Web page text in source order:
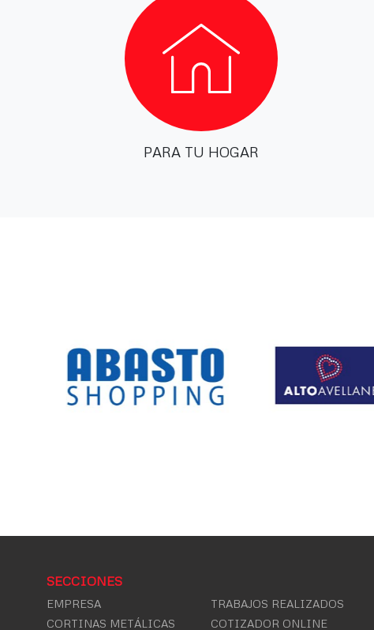
PARA TU HOGAR
SECCIONES
EMPRESA
CORTINAS METÁLICAS
TRABAJOS REALIZADOS
COTIZADOR ONLINE